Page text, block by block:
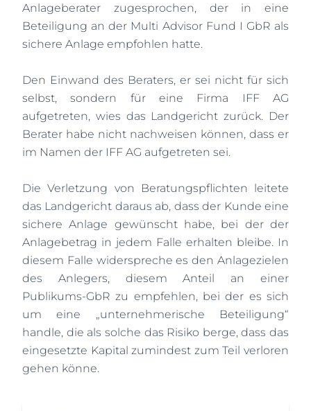
Anlageberater zugesprochen, der in eine
Beteiligung an der Multi Advisor Fund I GbR als
sichere Anlage empfohlen hatte.
Den Einwand des Beraters, er sei nicht für sich
selbst, sondern für eine Firma IFF AG
aufgetreten, wies das Landgericht zurück. Der
Berater habe nicht nachweisen können, dass er
im Namen der IFF AG aufgetreten sei.
Die Verletzung von Beratungspflichten leitete
das Landgericht daraus ab, dass der Kunde eine
sichere Anlage gewünscht habe, bei der der
Anlagebetrag in jedem Falle erhalten bleibe. In
diesem Falle widerspreche es den Anlagezielen
des Anlegers, diesem Anteil an einer
Publikums-GbR zu empfehlen, bei der es sich
um eine „unternehmerische Beteiligung“
handle, die als solche das Risiko berge, dass das
eingesetzte Kapital zumindest zum Teil verloren
gehen könne.